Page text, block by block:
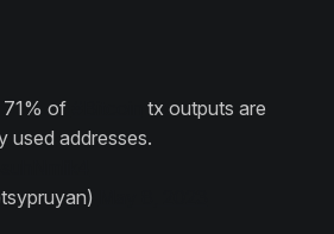
71% of
tx outputs are
used addresses.